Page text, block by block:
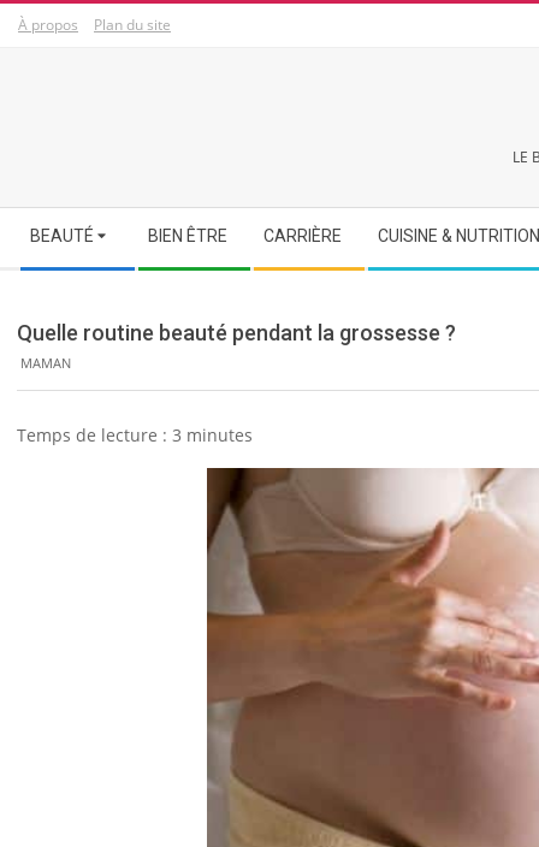
SkipÀ propos Plan du site
LE
Secondary
Navigation
Menu
BEAUTÉ BIEN ÊTRE CARRIÈRE CUISINE & NUTRITION
Quelle routine beauté pendant la grossesse ?
MAMAN
Temps de lecture : 3 minutes